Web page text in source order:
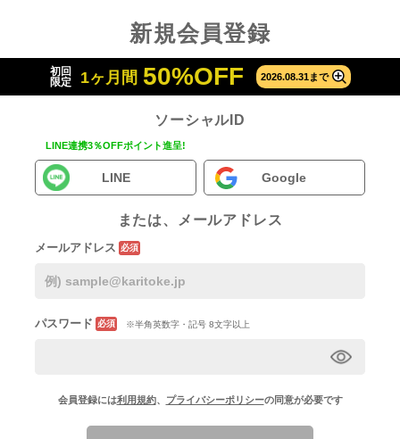
新規会員登録
初回
限定
1ヶ月間 50%OFF 2026.08.31まで
ソーシャルID
LINE連携3％OFFポイント進呈!
LINE Google
または、メールアドレス
メールアドレス 必須
パスワード 必須 ※半角英数字・記号 8文字以上
会員登録には利用規約、 プライバシーポリシーの同意が必要です